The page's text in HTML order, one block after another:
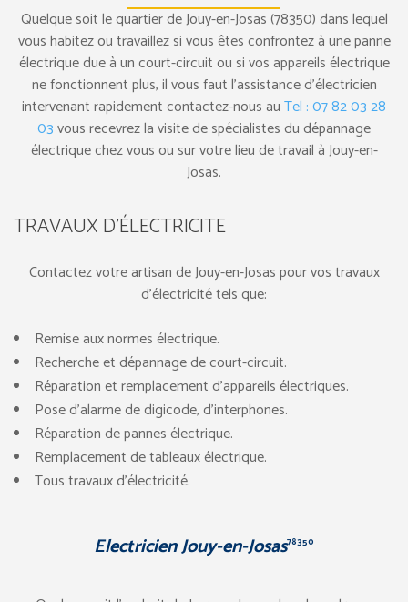
Quelque soit le quartier de Jouy-en-Josas (78350) dans lequel
vous habitez ou travaillez si vous êtes confrontez à une panne
électrique due à un court-circuit ou si vos appareils électrique
ne fonctionnent plus, il vous faut l’assistance d’électricien
intervenant rapidement contactez-nous auTel : 07 82 03 28
03vous recevrez la visite de spécialistes du dépannage
électrique chez vous ou sur votre lieu de travail à Jouy-en-
Josas.
TRAVAUX D’ÉLECTRICITE
Contactez votre artisan de Jouy-en-Josas pour vos travaux
d’électricité tels que:
Remise aux normes électrique.
Recherche et dépannage de court-circuit.
Réparation et remplacement d’appareils électriques.
Pose d’alarme de digicode, d’interphones.
Réparation de pannes électrique.
Remplacement de tableaux électrique.
Tous travaux d’électricité.
Electricien Jouy-en-Josas78350